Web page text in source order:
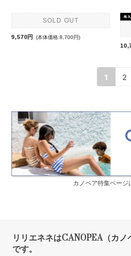
SOLD OUT
9,570円 (本体価格:8,700円)
1 2
カノペア特集ページ
リリエネネはCANOPEA（カ
です。